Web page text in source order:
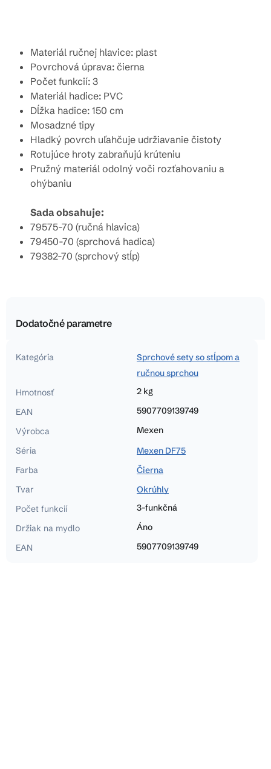
Materiál ručnej hlavice: plast
Povrchová úprava: čierna
Počet funkcií: 3
Materiál hadice: PVC
Dĺžka hadice: 150 cm
Mosadzné tipy
Hladký povrch uľahčuje udržiavanie čistoty
Rotujúce hroty zabraňujú krúteniu
Pružný materiál odolný voči rozťahovaniu a
ohýbaniu
Sada obsahuje:
79575-70 (ručná hlavica)
79450-70 (sprchová hadica)
79382-70 (sprchový stĺp)
Dodatočné parametre
Kategória
Sprchové sety so stĺpom a
ručnou sprchou
Hmotnosť
2 kg
EAN
5907709139749
Výrobca
Mexen
Séria
Mexen DF75
Farba
Čierna
Tvar
Okrúhly
Počet funkcií
3-funkčná
Držiak na mydlo
Áno
EAN
5907709139749